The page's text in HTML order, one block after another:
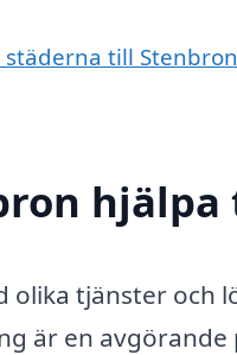
till Stenbron
olika tjänster och
är en avgörande